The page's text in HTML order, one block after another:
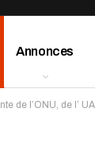
Annonces
de l’ONU, de l’